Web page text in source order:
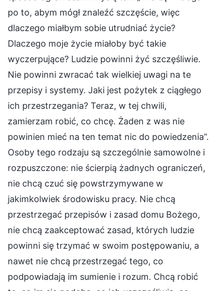
po to, abym mógł znaleźć szczęście, więc
dlaczego miałbym sobie utrudniać życie?
Dlaczego moje życie miałoby być takie
wyczerpujące? Ludzie powinni żyć szczęśliwie.
Nie powinni zwracać tak wielkiej uwagi na te
przepisy i systemy. Jaki jest pożytek z ciągłego
ich przestrzegania? Teraz, w tej chwili,
zamierzam robić, co chcę. Żaden z was nie
powinien mieć na ten temat nic do powiedzenia”.
Osoby tego rodzaju są szczególnie samowolne i
rozpuszczone: nie ścierpią żadnych ograniczeń,
nie chcą czuć się powstrzymywane w
jakimkolwiek środowisku pracy. Nie chcą
przestrzegać przepisów i zasad domu Bożego,
nie chcą zaakceptować zasad, których ludzie
powinni się trzymać w swoim postępowaniu, a
nawet nie chcą przestrzegać tego, co
podpowiadają im sumienie i rozum. Chcą robić